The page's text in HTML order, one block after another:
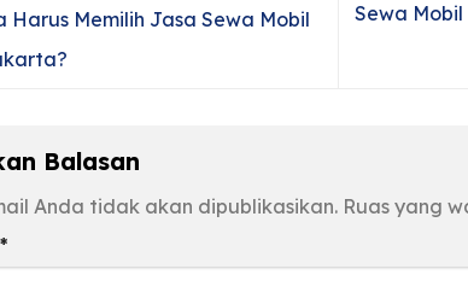
Harus Memilih Jasa Sewa Mobil
Sewa
Balasan
Anda tidak akan dipublikasikan. Ruas yang
*